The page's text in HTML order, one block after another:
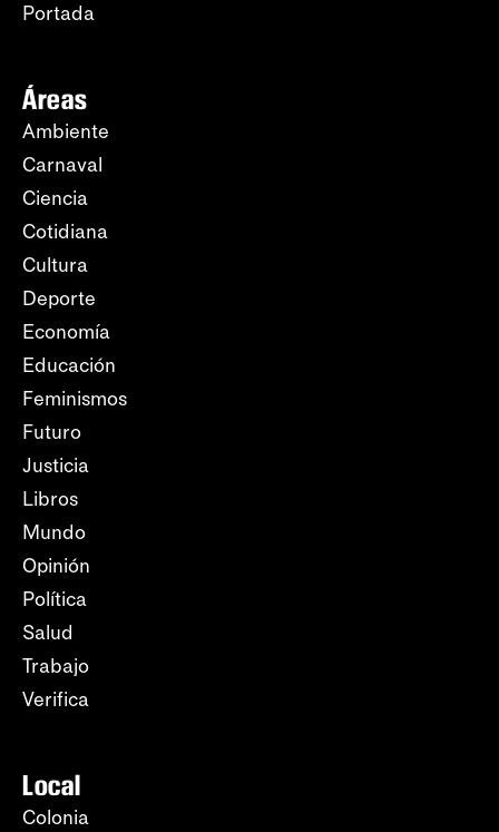
Portada
Áreas
Ambiente
Carnaval
Ciencia
Cotidiana
Cultura
Deporte
Economía
Educación
Feminismos
Futuro
Justicia
Libros
Mundo
Opinión
Política
Salud
Trabajo
Verifica
Local
Colonia